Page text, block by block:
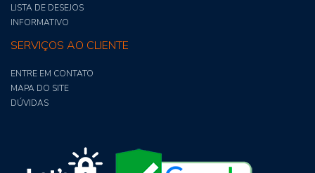
LISTA DE DESEJOS
INFORMATIVO
SERVIÇOS AO CLIENTE
ENTRE EM CONTATO
MAPA DO SITE
DÚVIDAS